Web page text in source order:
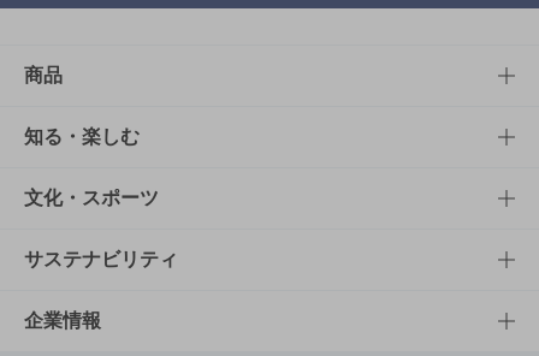
商品
商品TOP
商品一覧
商品発売情報
栄養成分一覧
知る・楽しむ
知る・楽しむTOP
キャンペーン
工場見学
文化・スポーツ
文化・スポーツTOP
サントリーホール
サステナビリティ
サステナビリティTOP
企業情報